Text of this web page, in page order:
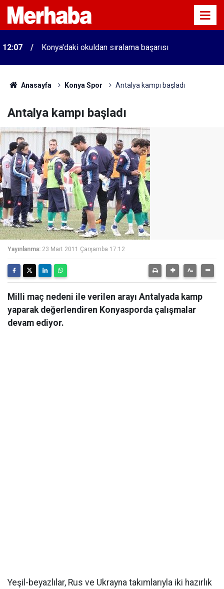
12:07 Konya'daki okuldan sıralama başarısı
Anasayfa Konya Spor Antalya kampı başladı
Antalya kampı başladı
Yayınlanma: 23 Mart 2011 Çarşamba 17:12
Milli maç nedeni ile verilen arayı Antalyada kamp
yaparak değerlendiren Konyasporda çalışmalar
devam ediyor.
Yeşil-beyazlılar, Rus ve Ukrayna takımlarıyla iki hazırlık